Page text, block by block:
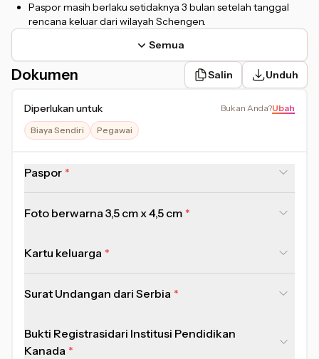
Paspor masih berlaku setidaknya 3 bulan setelah tanggal
rencana keluar dari wilayah Schengen.
Semua
Dokumen Salin Unduh
Diperlukan untuk Bukan Anda?Ubah
Biaya Sendiri Pegawai
Paspor
Foto berwarna 3,5 cm x 4,5 cm
Kartu keluarga
Surat Undangan dari Serbia
Bukti Registrasidari Institusi Pendidikan
Kanada